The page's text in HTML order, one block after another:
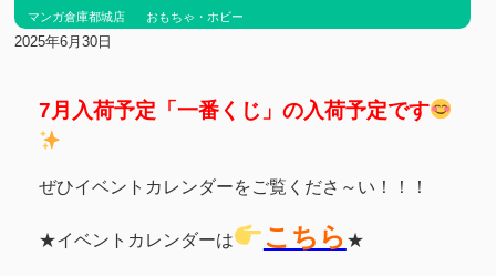
マンガ倉庫都城店
おもちゃ・ホビー
2025年6月30日
7月入荷予定「一番くじ」の入荷予定です
ぜひイベントカレンダーをご覧くださ～い！！！
★イベントカレンダーは こちら ★